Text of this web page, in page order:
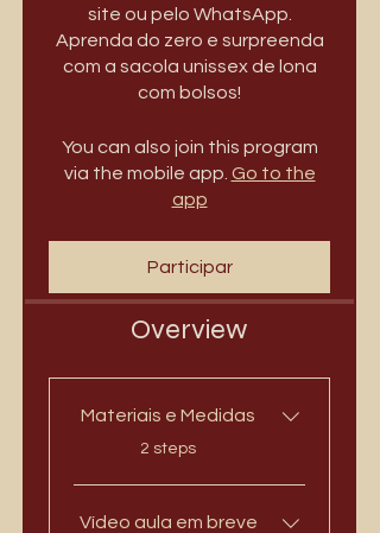
site ou pelo WhatsApp.
Aprenda do zero e surpreenda
com a sacola unissex de lona
com bolsos!
You can also join this program
via the mobile app. Go to the
app
Participar
Overview
Materiais e Medidas
.
2 steps
Vídeo aula em breve